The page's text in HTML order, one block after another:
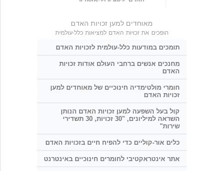
מאוחדים למען זכויות האדם
הופכים את זכויות האדם למציאות כלל-עולמית
תומכים במודעות כלל-עולמית לזכויות האדם
מחנכים אנשים ברחבי העולם אודות זכויות
האדם
חומרי מולטימדיה חינוכיים של מאוחדים למען
זכויות האדם
קול בעל השפעה למען זכויות האדם הנותן
השראה למיליונים, "30 זכויות, 30 תשדירי
שירות"
כלים אור-קוליים כדי להפיח חיים בזכויות האדם
אתר אינטראקטיבי לחומרים חינוכיים באינטרנט